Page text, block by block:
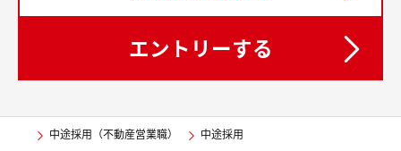
エントリーする
中途採用（不動産営業職） 中途採用